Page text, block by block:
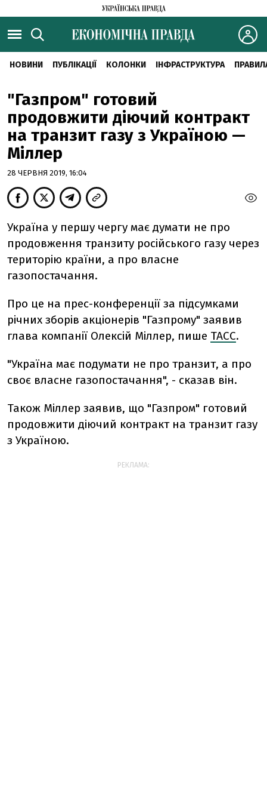
НОВИНИ ПУБЛІКАЦІЇ КОЛОНКИ ІНФРАСТРУКТУРА
"Газпром" готовий
продовжити діючий контракт
на транзит газу з Україною —
Міллер
28 ЧЕРВНЯ 2019, 16:04
Україна у першу чергу має думати не про
продовження транзиту російського газу через
територію країни, а про власне
газопостачання.
Про це на прес-конференції за підсумками
річних зборів акціонерів "Газпрому" заявив
глава компанії Олексій Міллер, пише ТАСС.
"Україна має подумати не про транзит, а про
своє власне газопостачання", - сказав він.
Також Міллер заявив, що "Газпром" готовий
продовжити діючий контракт на транзит газу
з Україною.
РЕКЛАМА: